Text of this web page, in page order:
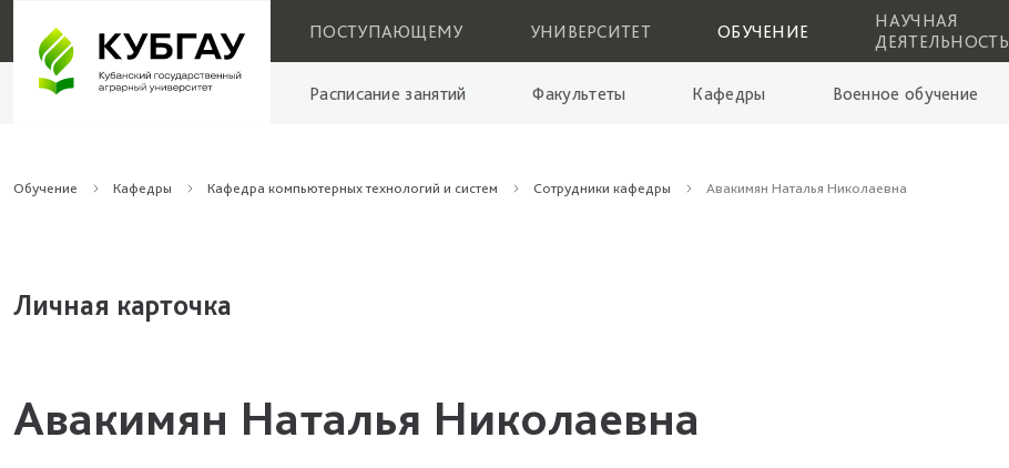
ПОСТУПАЮЩЕМУ УНИВЕРСИТЕТ ОБУЧЕНИЕ
НАУЧНАЯ
ДЕЯТЕЛЬНОСТЬ
Расписание занятий Факультеты Кафедры Военное обучение
Обучение Кафедры Кафедра компьютерных технологий и систем Сотрудники кафедры Авакимян Наталья Николаевна
Личная карточка
Авакимян Наталья Николаевна